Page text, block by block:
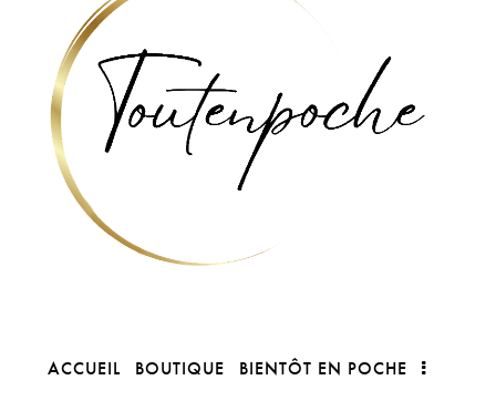
ACCUEIL BOUTIQUE BIENTÔT EN POCHE